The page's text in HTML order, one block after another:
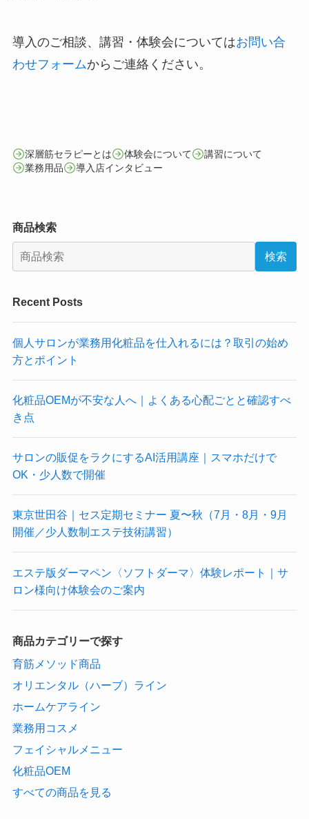
導入のご相談、講習・体験会についてはお問い合
わせフォームからご連絡ください。
深層筋セラピーとは 体験会について
講習について
業務用品
導入店インタビュー
商品検索
検索
Recent Posts
個人サロンが業務用化粧品を仕入れるには？取引の始め
方とポイント
化粧品OEMが不安な人へ｜よくある心配ごとと確認すべ
き点
サロンの販促をラクにするAI活用講座｜スマホだけで
OK・少人数で開催
東京世田谷｜セス定期セミナー 夏〜秋（7月・8月・9月
開催／少人数制エステ技術講習）
エステ版ダーマペン〈ソフトダーマ〉体験レポート｜サ
ロン様向け体験会のご案内
商品カテゴリーで探す
育筋メソッド商品
オリエンタル（ハーブ）ライン
ホームケアライン
業務用コスメ
フェイシャルメニュー
化粧品OEM
すべての商品を見る